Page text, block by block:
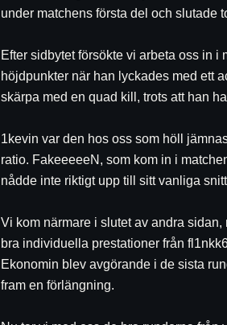
under matchens första del och slutade
Efter sidbytet försökte vi arbeta oss in
höjdpunkter när han lyckades med ett
skärpa med en quad kill, trots att han
1kevin var den hos oss som höll
ratio. FakeeeeeN, som kom in i
nådde inte riktigt upp till sitt vanliga
Vi kom närmare i slutet av andra
bra individuella prestationer från
Ekonomin blev avgörande i de sista
fram en förlängning.